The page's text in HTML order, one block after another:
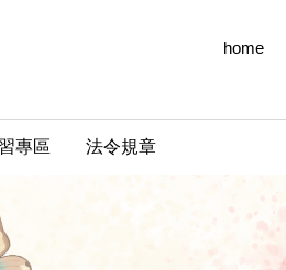
專區 法令規章
home